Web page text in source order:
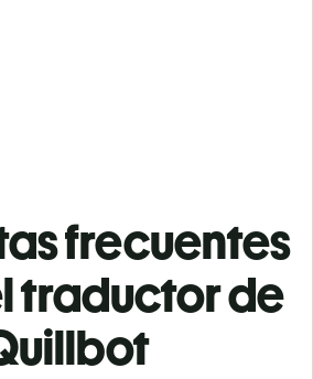
frecuentes
traductor de